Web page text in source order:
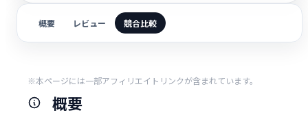
概要 レビュー 競合比較
※本ページには一部アフィリエイトリンクが含まれています。
概要